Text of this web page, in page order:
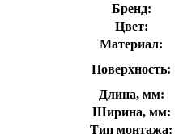
Бренд:
Цвет:
Материал:
Поверхность:
Длина, мм:
Ширина, мм:
Тип монтажа: